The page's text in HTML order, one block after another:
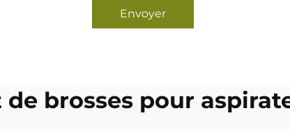
Envoyer
brosses pour